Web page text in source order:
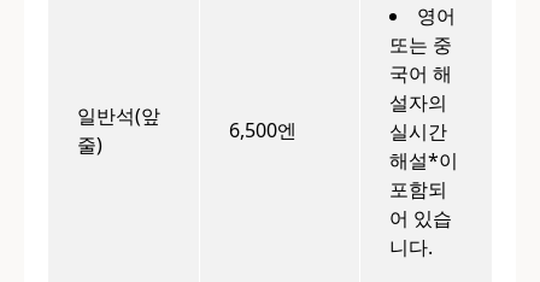
일반석(앞
줄)
6,500엔
영어
또는 중
국어 해
설자의
실시간
해설*이
포함되
어 있습
니다.